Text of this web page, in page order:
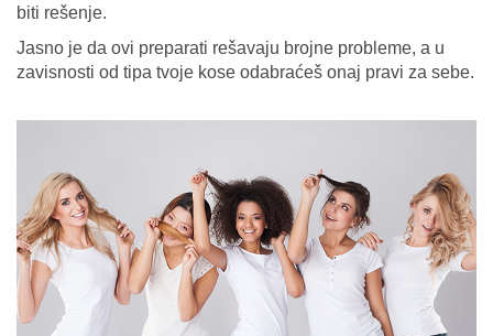
biti rešenje.
Jasno je da ovi preparati rešavaju brojne probleme, a u
zavisnosti od tipa tvoje kose odabraćeš onaj pravi za sebe.